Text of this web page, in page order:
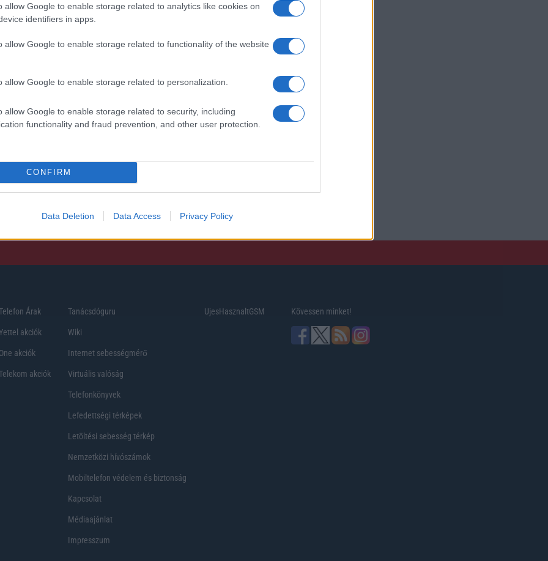
allow Google to enable storage related to analytics like cookies on
identifiers in apps.
allow Google to enable storage related to functionality of the website
allow Google to enable storage related to personalization.
allow Google to enable storage related to security, including
functionality and fraud prevention, and other user protection.
CONFIRM
Data Deletion Data Access Privacy Policy
és továbbfejlesztett
több korábbi
lesz az út vége.
hajlítható iPhone Ultra is bemutatkozhat,
rajtot.
hat
meg a
kínál, amelyek
a háttérben.
funkció teljesen
mobilhasználatot – sokan
mégsem tudnak róla
telefonokból továbbra is hiányzik.
Árak
akciók
One akciók
akciók
Tanácsdóguru
Wiki
Internet sebességmérő
Virtuális valóság
Telefonkönyvek
Lefedettségi térképek
Letöltési sebesség térkép
Nemzetközi hívószámok
Mobiltelefon védelem és biztonság
Kapcsolat
Médiaajánlat
Impresszum
UjesHasznaltGSM Kövessen minket!